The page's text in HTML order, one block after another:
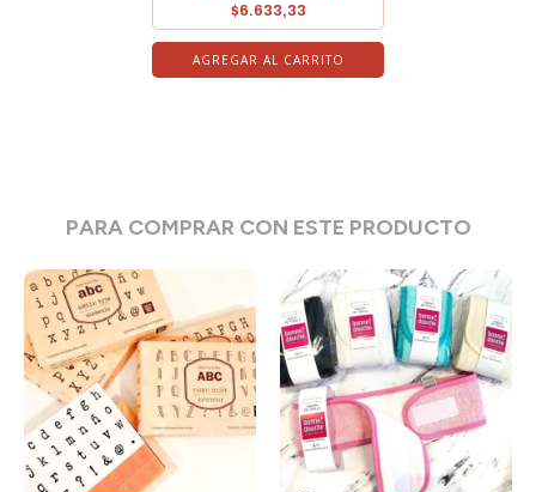
$6.633,33
AGREGAR AL CARRITO
PARA COMPRAR CON ESTE PRODUCTO